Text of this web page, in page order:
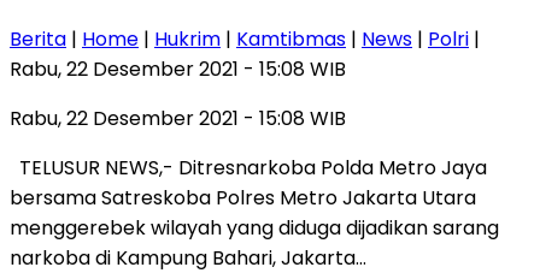
Berita | Home | Hukrim | Kamtibmas | News | Polri |
Rabu, 22 Desember 2021 - 15:08 WIB
Rabu, 22 Desember 2021 - 15:08 WIB
TELUSUR NEWS,- Ditresnarkoba Polda Metro Jaya
bersama Satreskoba Polres Metro Jakarta Utara
menggerebek wilayah yang diduga dijadikan sarang
narkoba di Kampung Bahari, Jakarta…